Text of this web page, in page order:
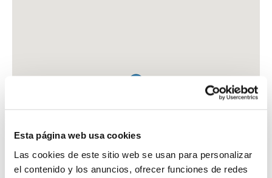
Esta página web usa cookies
Las cookies de este sitio web se usan para personalizar
el contenido y los anuncios, ofrecer funciones de redes